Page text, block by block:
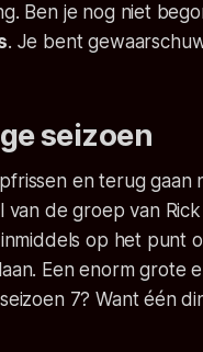
Ben je nog niet
. Je bent
seizoen
en terug gaan
van de groep van
op het punt
Een enorm grote
7? Want één